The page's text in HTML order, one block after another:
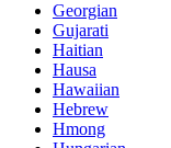
Georgian
Gujarati
Haitian
Hausa
Hawaiian
Hebrew
Hmong